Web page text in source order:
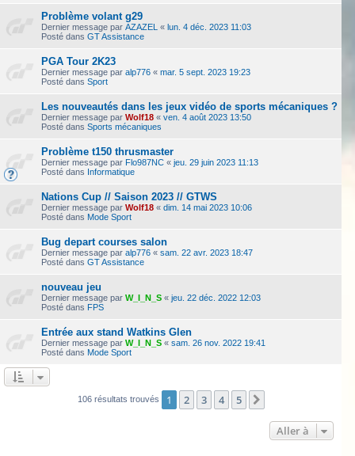
Problème volant g29
Dernier message par AZAZEL « lun. 4 déc. 2023 11:03
Posté dans GT Assistance
PGA Tour 2K23
Dernier message par alp776 « mar. 5 sept. 2023 19:23
Posté dans Sport
Les nouveautés dans les jeux vidéo de sports mécaniques ?
Dernier message par Wolf18 « ven. 4 août 2023 13:50
Posté dans Sports mécaniques
Problème t150 thrusmaster
Dernier message par Flo987NC « jeu. 29 juin 2023 11:13
Posté dans Informatique
Nations Cup // Saison 2023 // GTWS
Dernier message par Wolf18 « dim. 14 mai 2023 10:06
Posté dans Mode Sport
Bug depart courses salon
Dernier message par alp776 « sam. 22 avr. 2023 18:47
Posté dans GT Assistance
nouveau jeu
Dernier message par W_I_N_S « jeu. 22 déc. 2022 12:03
Posté dans FPS
Entrée aux stand Watkins Glen
Dernier message par W_I_N_S « sam. 26 nov. 2022 19:41
Posté dans Mode Sport
106 résultats trouvés 1 2 3 4 5
Aller à